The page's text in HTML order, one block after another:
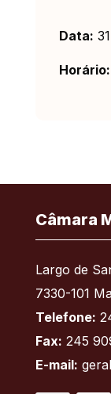
Data:
Horário:
Câmara
Largo de
7330-101
Telefone:
Fax: 245
E-mail: